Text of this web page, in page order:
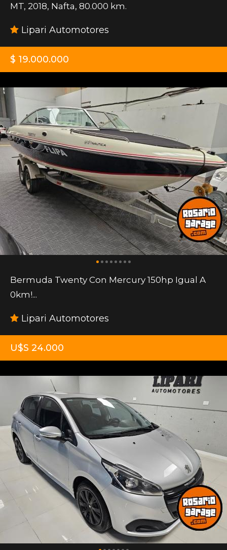
MT, 2018, Nafta, 80.000 km.
Lipari Automotores
$ 19.000.000
Bermuda Twenty Con Mercury 150hp Igual A
0km!...
Lipari Automotores
U$S 24.000